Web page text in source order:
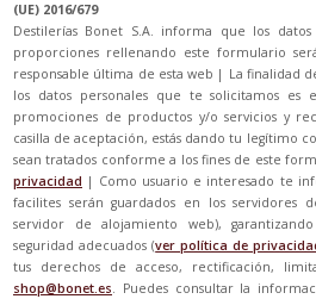
(UE) 2016/679
Destilerías Bonet S.A. informa que los
proporciones rellenando este formulario
responsable última de esta web | La finalidad
los datos personales que te solicitamos es
promociones de productos y/o servicios y
casilla de aceptación, estás dando tu legítimo
sean tratados conforme a los fines de este
privacidad | Como usuario e interesado te
facilites serán guardados en los servidores
servidor de alojamiento web),
seguridad adecuados (ver política de
tus derechos de acceso, rectificación,
shop@bonet.es. Puedes consultar la